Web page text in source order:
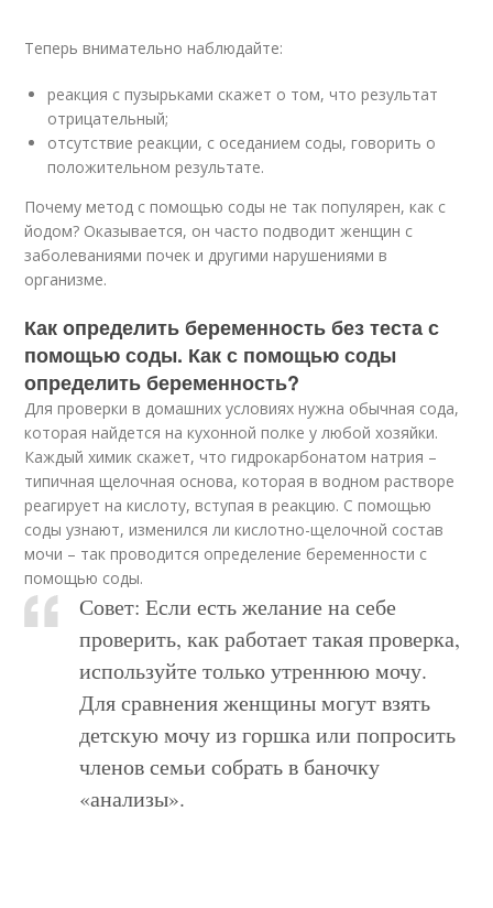
Теперь внимательно наблюдайте:
реакция с пузырьками скажет о том, что результат
отрицательный;
отсутствие реакции, с оседанием соды, говорить о
положительном результате.
Почему метод с помощью соды не так популярен, как с
йодом? Оказывается, он часто подводит женщин с
заболеваниями почек и другими нарушениями в
организме.
Как определить беременность без теста с
помощью соды. Как с помощью соды
определить беременность?
Для проверки в домашних условиях нужна обычная сода,
которая найдется на кухонной полке у любой хозяйки.
Каждый химик скажет, что гидрокарбонатом натрия –
типичная щелочная основа, которая в водном растворе
реагирует на кислоту, вступая в реакцию. С помощью
соды узнают, изменился ли кислотно-щелочной состав
мочи – так проводится определение беременности с
помощью соды.
Совет: Если есть желание на себе
проверить, как работает такая проверка,
используйте только утреннюю мочу.
Для сравнения женщины могут взять
детскую мочу из горшка или попросить
членов семьи собрать в баночку
«анализы».